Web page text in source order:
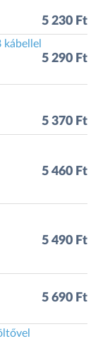
5 230 Ft
5 290 Ft
5 370 Ft
5 460 Ft
5 490 Ft
5 690 Ft